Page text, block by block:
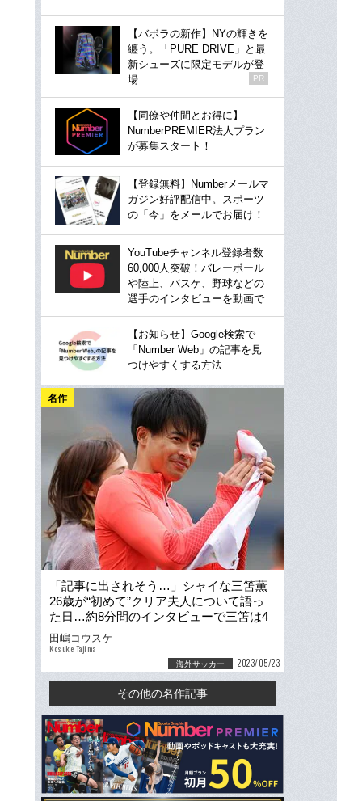
【バボラの新作】NYの輝きを
纏う。「PURE DRIVE」と最
新シューズに限定モデルが登
場
PR
【同僚や仲間とお得に】
NumberPREMIER法人プラン
が募集スタート！
【登録無料】Numberメールマ
ガジン好評配信中。スポーツ
の「今」をメールでお届け！
YouTubeチャンネル登録者数
60,000人突破！バレーボール
や陸上、バスケ、野球などの
選手のインタビューを動画で
【お知らせ】Google検索で
「Number Web」の記事を見
つけやすくする方法
名作
「記事に出されそう…」シャイな三笘薫
26歳が“初めて”クリア夫人について語っ
た日…約8分間のインタビューで三笘は4
回も現地記者を笑わせた
田嶋コウスケ
Kosuke Tajima
海外サッカー 2023/05/23
その他の名作記事